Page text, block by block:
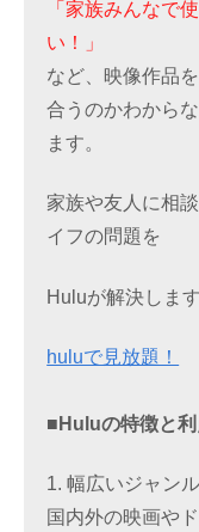
「家族みんなで
い！」
など、映像作品
合うのかわから
ます。
家族や友人に相
イフの問題を
Huluが解決します
huluで見放題！
■Huluの特徴と利
1. 幅広いジャン
国内外の映画や